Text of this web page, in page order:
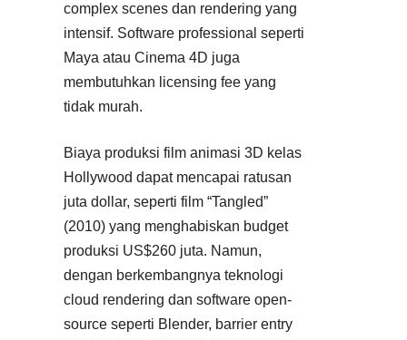
complex scenes dan rendering yang
intensif. Software professional seperti
Maya atau Cinema 4D juga
membutuhkan licensing fee yang
tidak murah.
Biaya produksi film animasi 3D kelas
Hollywood dapat mencapai ratusan
juta dollar, seperti film “Tangled”
(2010) yang menghabiskan budget
produksi US$260 juta. Namun,
dengan berkembangnya teknologi
cloud rendering dan software open-
source seperti Blender, barrier entry